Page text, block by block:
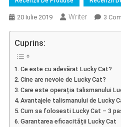
20 Iulie 2019 Writer 3
Cuprins:
Ce este cu adevărat Lucky Cat?
Cine are nevoie de Lucky Cat?
Care este operația talismanului
Avantajele talismanului de Lucky
Cum sa folosesti Lucky Cat – 3
Garantarea eficacității Lucky Cat